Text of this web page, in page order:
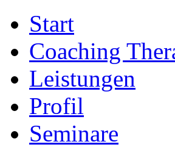
Start
Coaching
Leistungen
Profil
Seminare